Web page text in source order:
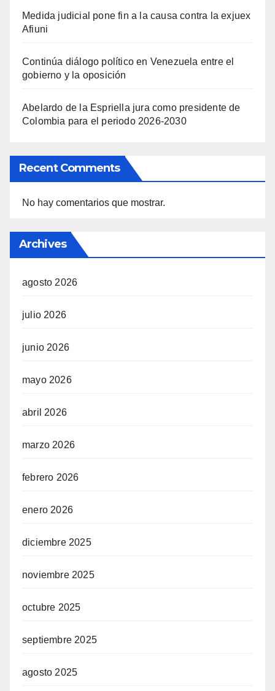
Medida judicial pone fin a la causa contra la exjuex
Afiuni
Continúa diálogo político en Venezuela entre el
gobierno y la oposición
Abelardo de la Espriella jura como presidente de
Colombia para el periodo 2026-2030
Recent Comments
No hay comentarios que mostrar.
Archives
agosto 2026
julio 2026
junio 2026
mayo 2026
abril 2026
marzo 2026
febrero 2026
enero 2026
diciembre 2025
noviembre 2025
octubre 2025
septiembre 2025
agosto 2025